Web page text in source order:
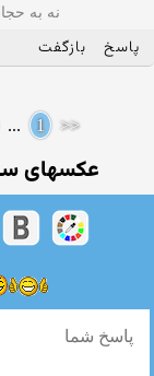
نه به
پاسخ بازگفت
<<
1
...
عکسهای